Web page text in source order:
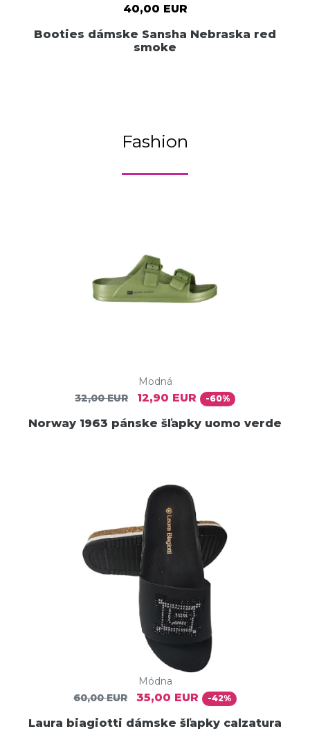
40,00 EUR
Booties dámske Sansha Nebraska red
smoke
Fashion
Modná
32,00 EUR
12,90 EUR -60%
Norway 1963 pánske šľapky uomo verde
Módna
60,00 EUR
35,00 EUR -42%
Laura biagiotti dámske šľapky calzatura